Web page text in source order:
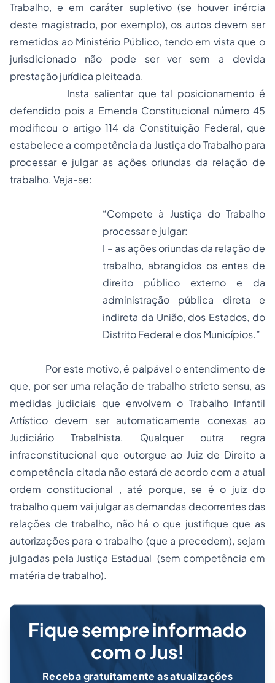
Trabalho, e em caráter supletivo (se houver inércia
deste magistrado, por exemplo), os autos devem ser
remetidos ao Ministério Público, tendo em vista que o
jurisdicionado não pode ser ver sem a devida
prestação jurídica pleiteada.
Insta salientar que tal posicionamento é
defendido pois a Emenda Constitucional número 45
modificou o artigo 114 da Constituição Federal, que
estabelece a competência da Justiça do Trabalho para
processar e julgar as ações oriundas da relação de
trabalho. Veja-se:
“Compete à Justiça do Trabalho
processar e julgar:
I – as ações oriundas da relação de
trabalho, abrangidos os entes de
direito público externo e da
administração pública direta e
indireta da União, dos Estados, do
Distrito Federal e dos Municípios.”
Por este motivo, é palpável o entendimento de
que, por ser uma relação de trabalho stricto sensu, as
medidas judiciais que envolvem o Trabalho Infantil
Artístico devem ser automaticamente conexas ao
Judiciário Trabalhista. Qualquer outra regra
infraconstitucional que outorgue ao Juiz de Direito a
competência citada não estará de acordo com a atual
ordem constitucional , até porque, se é o juiz do
trabalho quem vai julgar as demandas decorrentes das
relações de trabalho, não há o que justifique que as
autorizações para o trabalho (que a precedem), sejam
julgadas pela Justiça Estadual (sem competência em
matéria de trabalho).
Fique sempre informado
com o Jus!
Receba gratuitamente as atualizações